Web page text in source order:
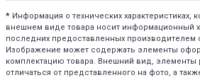
* Информация о технических характеристиках,
внешнем виде товара носит информационный
последних предоставленных производителем
Изображение может содержать элементы
комплектацию товара. Внешний вид, элементы
отличаться от представленного на фото, а